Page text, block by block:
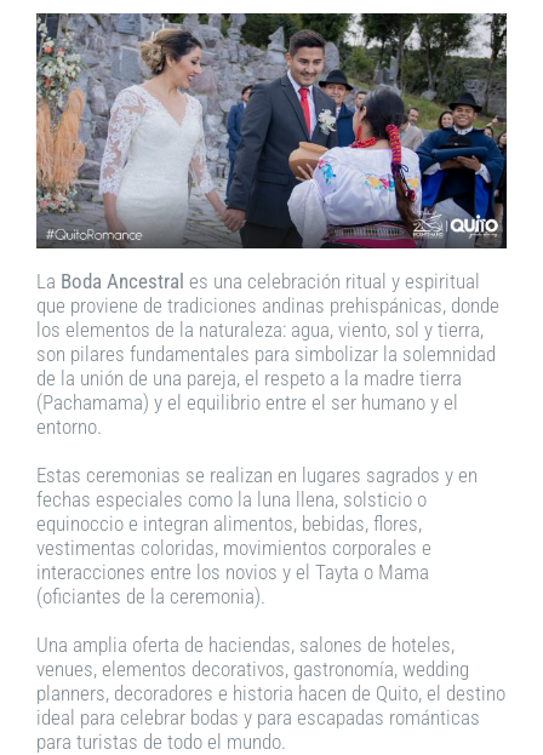
La Boda Ancestral es una celebración ritual y espiritual
que proviene de tradiciones andinas prehispánicas, donde
los elementos de la naturaleza: agua, viento, sol y tierra,
son pilares fundamentales para simbolizar la solemnidad
de la unión de una pareja, el respeto a la madre tierra
(Pachamama) y el equilibrio entre el ser humano y el
entorno.
Estas ceremonias se realizan en lugares sagrados y en
fechas especiales como la luna llena, solsticio o
equinoccio e integran alimentos, bebidas, flores,
vestimentas coloridas, movimientos corporales e
interacciones entre los novios y el Tayta o Mama
(oficiantes de la ceremonia).
Una amplia oferta de haciendas, salones de hoteles,
venues, elementos decorativos, gastronomía, wedding
planners, decoradores e historia hacen de Quito, el destino
ideal para celebrar bodas y para escapadas románticas
para turistas de todo el mundo.